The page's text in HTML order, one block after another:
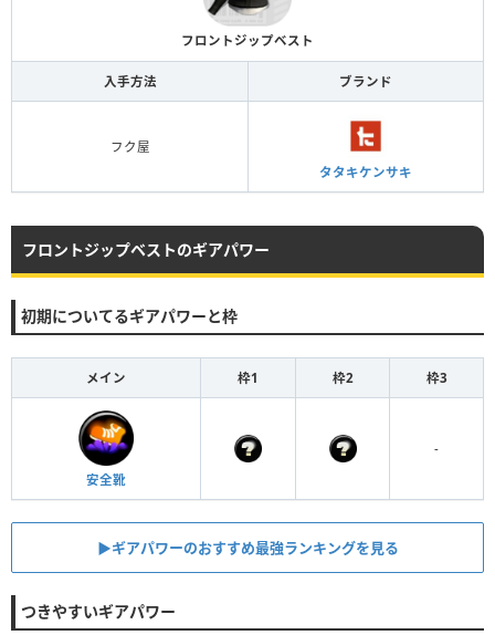
フロントジップベスト
入手方法 ブランド
フク屋
タタキケンサキ
フロントジップベストのギアパワー
初期についてるギアパワーと枠
メイン 枠1 枠2 枠3
安全靴
-
▶︎ギアパワーのおすすめ最強ランキングを見る
つきやすいギアパワー